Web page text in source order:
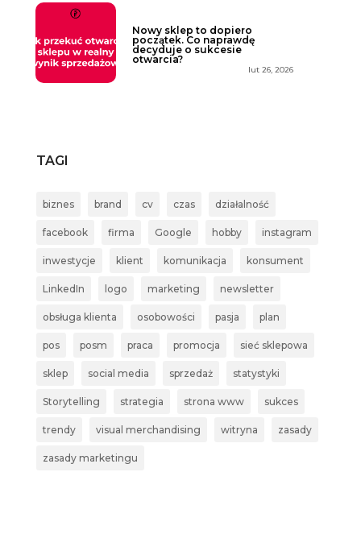
Nowy sklep to dopiero
początek. Co naprawdę
decyduje o sukcesie
otwarcia?
lut 26, 2026
TAGI
biznes brand cv czas działalność
facebook firma Google hobby instagram
inwestycje klient komunikacja konsument
LinkedIn logo marketing newsletter
obsługa klienta osobowości pasja plan
pos posm praca promocja sieć sklepowa
sklep social media sprzedaż statystyki
Storytelling strategia strona www sukces
trendy visual merchandising witryna zasady
zasady marketingu